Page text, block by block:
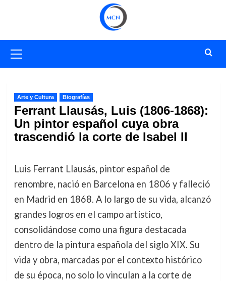
primario
Arte y Cultura Biografías
Ferrant Llausás, Luis (1806-1868):
Un pintor español cuya obra
trascendió la corte de Isabel II
Luis Ferrant Llausás, pintor español de
renombre, nació en Barcelona en 1806 y falleció
en Madrid en 1868. A lo largo de su vida, alcanzó
grandes logros en el campo artístico,
consolidándose como una figura destacada
dentro de la pintura española del siglo XIX. Su
vida y obra, marcadas por el contexto histórico
de su época, no solo lo vinculan a la corte de